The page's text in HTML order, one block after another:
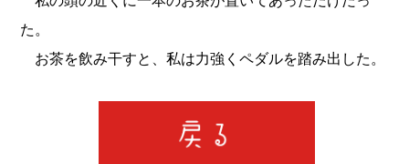
た。
お茶を飲み干すと、私は力強くペダルを踏み出した。